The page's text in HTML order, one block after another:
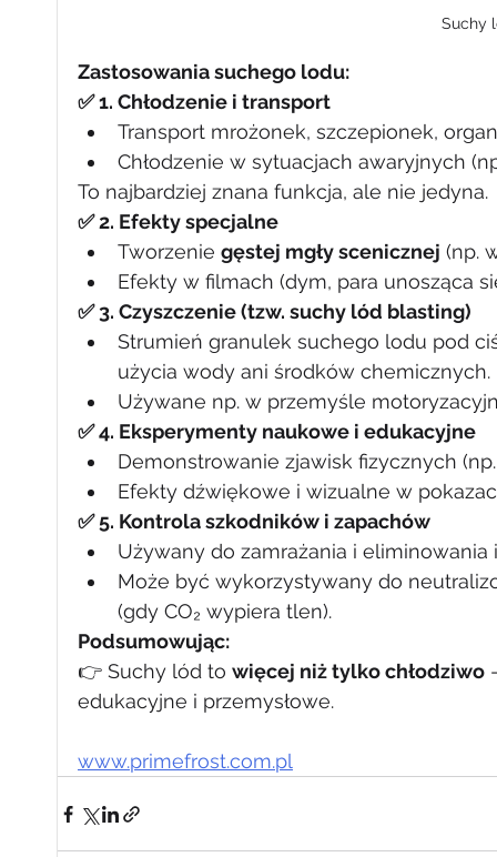
Suchy
Zastosowania suchego lodu:
✅ 1. Chłodzenie i transport
Transport mrożonek, szczepionek,
Chłodzenie w sytuacjach awaryjnych
To najbardziej znana funkcja, ale nie jedyna.
✅ 2. Efekty specjalne
Tworzenie gęstej mgły scenicznej (np.
Efekty w filmach (dym, para unosząca
✅ 3. Czyszczenie (tzw. suchy lód blasting)
Strumień granulek suchego lodu pod
użycia wody ani środków chemicznych.
Używane np. w przemyśle
✅ 4. Eksperymenty naukowe i edukacyjne
Demonstrowanie zjawisk fizycznych
Efekty dźwiękowe i wizualne w
✅ 5. Kontrola szkodników i zapachów
Używany do zamrażania i
Może być wykorzystywany do
(gdy CO₂ wypiera tlen).
Podsumowując:
👉 Suchy lód to więcej niż tylko chłodziwo
edukacyjne i przemysłowe.
www.primefrost.com.pl